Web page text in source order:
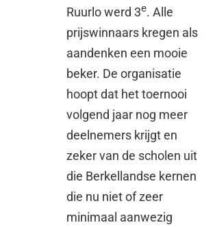
Ruurlo werd 3e. Alle
prijswinnaars kregen als
aandenken een mooie
beker. De organisatie
hoopt dat het toernooi
volgend jaar nog meer
deelnemers krijgt en
zeker van de scholen uit
die Berkellandse kernen
die nu niet of zeer
minimaal aanwezig